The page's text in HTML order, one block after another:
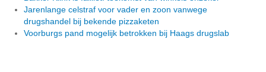
Jarenlange celstraf voor vader en zoon vanwege
drugshandel bij bekende pizzaketen
Voorburgs pand mogelijk betrokken bij Haags drugslab